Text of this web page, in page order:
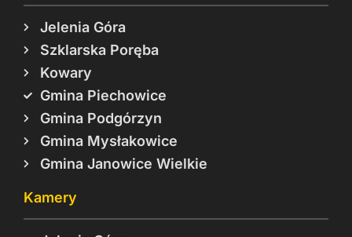
Jelenia Góra
Szklarska Poręba
Kowary
Gmina Piechowice
Gmina Podgórzyn
Gmina Mysłakowice
Gmina Janowice Wielkie
Kamery